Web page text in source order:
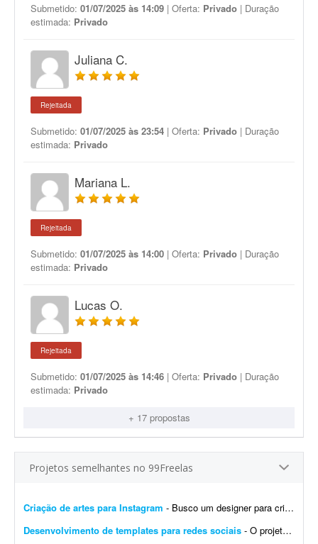
Submetido: 01/07/2025 às 14:09 | Oferta: Privado | Duração
estimada: Privado
Juliana C.
Rejeitada
Submetido: 01/07/2025 às 23:54 | Oferta: Privado | Duração
estimada: Privado
Mariana L.
Rejeitada
Submetido: 01/07/2025 às 14:00 | Oferta: Privado | Duração
estimada: Privado
Lucas O.
Rejeitada
Submetido: 01/07/2025 às 14:46 | Oferta: Privado | Duração
estimada: Privado
+ 17 propostas
Projetos semelhantes no 99Freelas
Criação de artes para Instagram - Busco um designer para criação de artes para o Instagram. O designer receberá um calendário editorial já pronto, com direcionamento de headlines, subheadlines e ...
Desenvolvimento de templates para redes sociais - O projeto consiste em: Dar continuidade a uma identidade visual já existente (logotipo, paleta e tipografia já estão prontos). Já possuem brand kit pronto e a demo da p...